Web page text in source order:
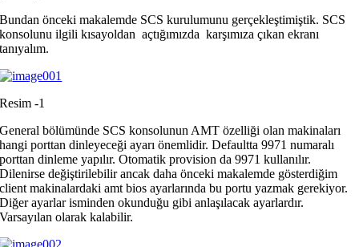
Bundan önceki makalemde SCS kurulumunu gerçekleştimiştik. SCS
konsolunu ilgili kısayoldan açtığımızda karşımıza çıkan ekranı
tanıyalım.
Resim -1
General bölümünde SCS konsolunun AMT özelliği olan makinaları
hangi porttan dinleyeceği ayarı önemlidir. Defaultta 9971 numaralı
porttan dinleme yapılır. Otomatik provision da 9971 kullanılır.
Dilenirse değiştirilebilir ancak daha önceki makalemde gösterdiğim
client makinalardaki amt bios ayarlarında bu portu yazmak gerekiyor.
Diğer ayarlar isminden okunduğu gibi anlaşılacak ayarlardır.
Varsayılan olarak kalabilir.